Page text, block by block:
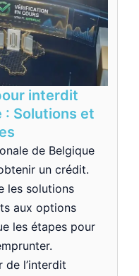
interdit
: Solutions et
de Belgique
un crédit.
les solutions
aux options
les étapes pour
l’interdit